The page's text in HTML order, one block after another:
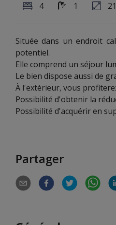
4 1
Située dans un endroit
potentiel.
Elle comprend un séjour
Le bien dispose aussi de
À l'extérieur, vous
Possibilité d'obtenir la
Possibilité d'acquérir en
Partager